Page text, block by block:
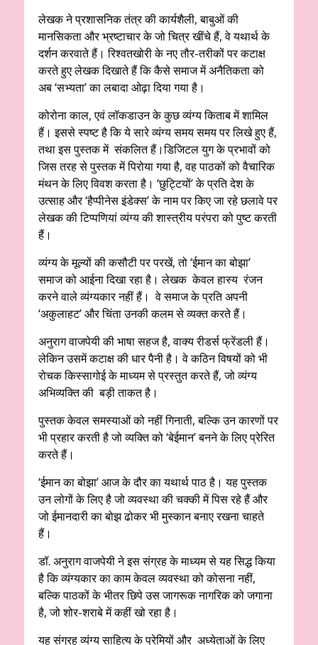
लेखक ने प्रशासनिक तंत्र की कार्यशैली, बाबुओं की
मानसिकता और भ्रष्टाचार के जो चित्र खींचे हैं, वे यथार्थ के
दर्शन करवाते हैं। रिश्वतखोरी के नए तौर-तरीकों पर कटाक्ष
करते हुए लेखक दिखाते हैं कि कैसे समाज में अनैतिकता को
अब ‘सभ्यता’ का लबादा ओढ़ा दिया गया है।
कोरोना काल, एवं लॉकडाउन के कुछ व्यंग्य किताब में शामिल
हैं। इससे स्पष्ट है कि ये सारे व्यंग्य समय समय पर लिखे हुए हैं,
तथा इस पुस्तक में संकलित हैं।डिजिटल युग के प्रभावों को
जिस तरह से पुस्तक में पिरोया गया है, वह पाठकों को वैचारिक
मंथन के लिए विवश करता है। ‘छुट्टियों’ के प्रति देश के
उत्साह और ‘हैप्पीनेस इंडेक्स’ के नाम पर किए जा रहे छलावे पर
लेखक की टिप्पणियां व्यंग्य की शास्त्रीय परंपरा को पुष्ट करती
हैं।
व्यंग्य के मूल्यों की कसौटी पर परखें, तो ‘ईमान का बोझा’
समाज को आईना दिखा रहा है। लेखक केवल हास्य रंजन
करने वाले व्यंग्यकार नहीं हैं। वे समाज के प्रति अपनी
‘अकुलाहट’ और चिंता उनकी कलम से व्यक्त करते हैं।
अनुराग वाजपेयी की भाषा सहज है, वाक्य रीडर्स फ्रेंडली हैं।
लेकिन उसमें कटाक्ष की धार पैनी है। वे कठिन विषयों को भी
रोचक किस्सागोई के माध्यम से प्रस्तुत करते हैं, जो व्यंग्य
अभिव्यक्ति की बड़ी ताकत है।
पुस्तक केवल समस्याओं को नहीं गिनाती, बल्कि उन कारणों पर
भी प्रहार करती है जो व्यक्ति को ‘बेईमान’ बनने के लिए प्रेरित
करते हैं।
‘ईमान का बोझा’ आज के दौर का यथार्थ पाठ है। यह पुस्तक
उन लोगों के लिए है जो व्यवस्था की चक्की में पिस रहे हैं और
जो ईमानदारी का बोझ ढोकर भी मुस्कान बनाए रखना चाहते
हैं।
डॉ. अनुराग वाजपेयी ने इस संग्रह के माध्यम से यह सिद्ध किया
है कि व्यंग्यकार का काम केवल व्यवस्था को कोसना नहीं,
बल्कि पाठकों के भीतर छिपे उस जागरूक नागरिक को जगाना
है, जो शोर-शराबे में कहीं खो रहा है।
यह संग्रह व्यंग्य साहित्य के प्रेमियों और अध्येताओं के लिए